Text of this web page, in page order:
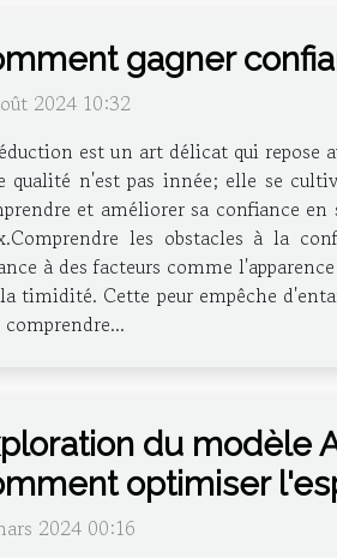
gagner
2024 10:32
est un art délicat qui repose
qualité n'est pas innée; elle se
et améliorer sa confiance
les obstacles à la
à des facteurs comme
timidité. Cette peur empêche
du modèle
optimiser
2024 00:16